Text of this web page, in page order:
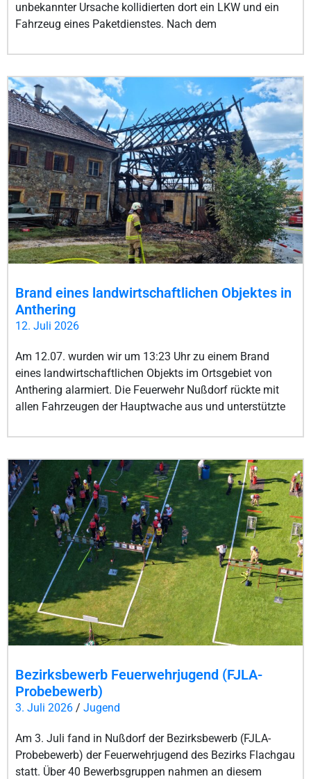
unbekannter Ursache kollidierten dort ein LKW und ein
Fahrzeug eines Paketdienstes. Nach dem
Brand eines landwirtschaftlichen Objektes in
Anthering
12. Juli 2026
Am 12.07. wurden wir um 13:23 Uhr zu einem Brand
eines landwirtschaftlichen Objekts im Ortsgebiet von
Anthering alarmiert. Die Feuerwehr Nußdorf rückte mit
allen Fahrzeugen der Hauptwache aus und unterstützte
Bezirksbewerb Feuerwehrjugend (FJLA-
Probebewerb)
3. Juli 2026 / Jugend
Am 3. Juli fand in Nußdorf der Bezirksbewerb (FJLA-
Probebewerb) der Feuerwehrjugend des Bezirks Flachgau
statt. Über 40 Bewerbsgruppen nahmen an diesem